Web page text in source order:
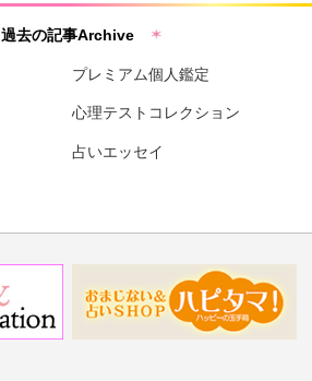
過去の記事Archive
プレミアム個人鑑定
心理テストコレクション
占いエッセイ